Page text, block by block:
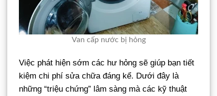
Van cấp nước bị hỏng
Việc phát hiện sớm các hư hỏng sẽ giúp bạn tiết
kiệm chi phí sửa chữa đáng kể. Dưới đây là
những “triệu chứng” lâm sàng mà các kỹ thuật